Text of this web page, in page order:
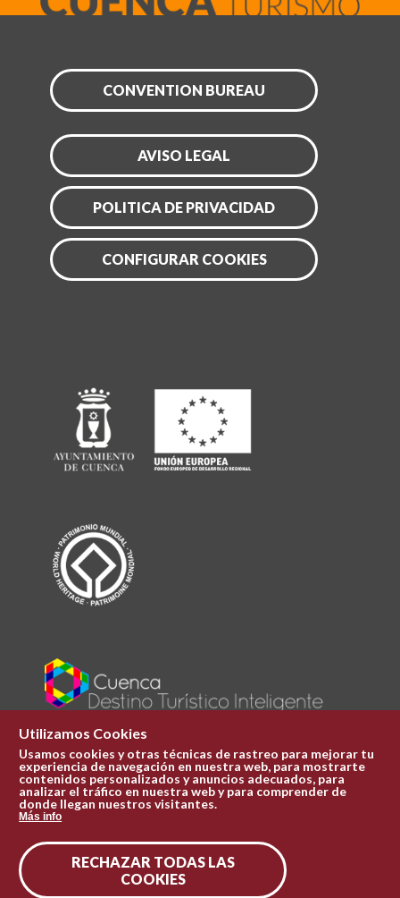
CONVENTION BUREAU
AVISO LEGAL
POLITICA DE PRIVACIDAD
CONFIGURAR COOKIES
Plaza Mayor 1
969 241 051
ofi.turismo@cuenca.es
Síguenos en las redes
Utilizamos Cookies
Usamos cookies y otras técnicas de rastreo para mejorar tu
experiencia de navegación en nuestra web, para mostrarte
contenidos personalizados y anuncios adecuados, para
analizar el tráfico en nuestra web y para comprender de
donde llegan nuestros visitantes.
Más info
RECHAZAR TODAS LAS
COOKIES